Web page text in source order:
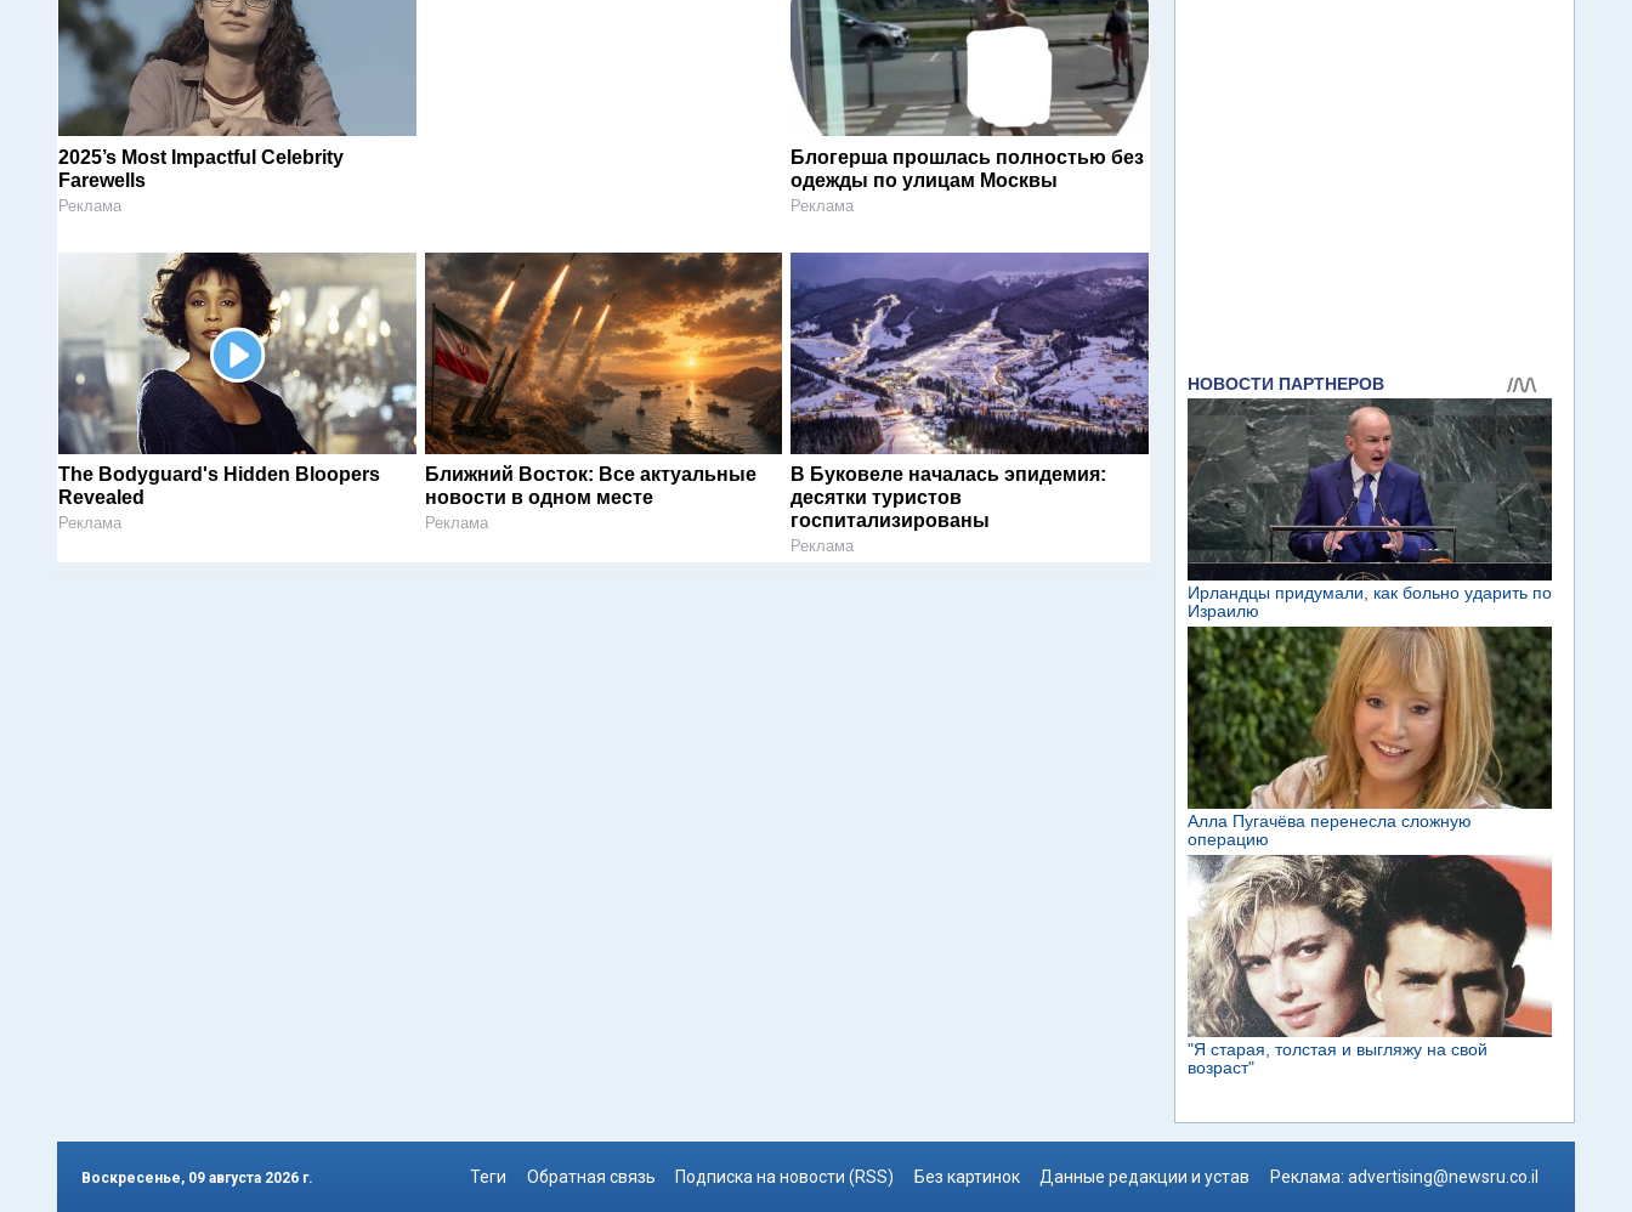
2025’s Most Impactful Celebrity
Farewells
Реклама
Блогерша прошлась полностью без
одежды по улицам Москвы
Реклама
The Bodyguard's Hidden Bloopers
Revealed
Реклама
Ближний Восток: Все актуальные
новости в одном месте
Реклама
В Буковеле началась эпидемия:
десятки туристов
госпитализированы
Реклама
Воскресенье, 09 августа 2026 г. Теги Обратная связь Подписка на новости (RSS) Без картинок Данные редакции и устав Реклама: advertising@newsru.co.il